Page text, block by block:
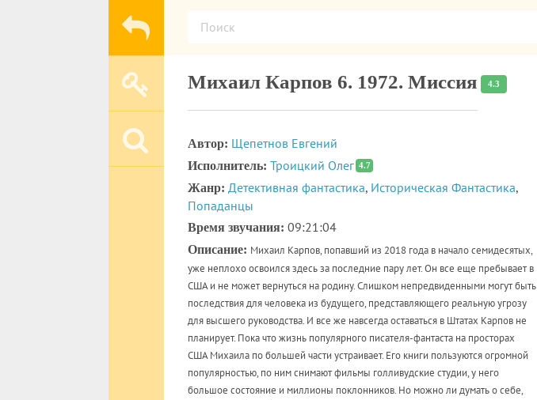
Михаил Карпов 6. 1972. Миссия 4.3
Автор: Щепетнов Евгений
Исполнитель: Троицкий Олег 4.7
Жанр: Детективная фантастика, Историческая Фантастика,
Попаданцы
Время звучания: 09:21:04
Описание: Михаил Карпов, попавший из 2018 года в начало семидесятых,
уже неплохо освоился здесь за последние пару лет. Он все еще пребывает в
США и не может вернуться на родину. Слишком непредвиденными могут быть
последствия для человека из будущего, представляющего реальную угрозу
для высшего руководства. И все же навсегда оставаться в Штатах Карпов не
планирует. Пока что жизнь популярного писателя-фантаста на просторах
США Михаила по большей части устраивает. Его книги пользуются огромной
популярностью, по ним снимают фильмы голливудские студии, у него
большое состояние и миллионы поклонников. Но можно ли думать о себе,